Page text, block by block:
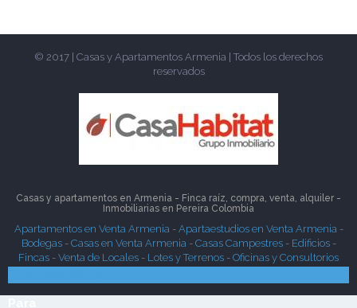
© 2017 | Casas y Apartamentos Armenia | Todos los derechos
reservados
Casas y apartamentos en Armenia - Finca raíz, compra, venta, alquiler -
Inmobiliarias en Pereira Colombia
Apartamentos en Venta Armenia - Apartaestudios en Venta Armenia -
Bodegas- Casas en Venta Armenia - Casas Campestres- Edificios-
Fincas - Venta de Locales - Lotes y Terrenos - Oficinas y Consultorios